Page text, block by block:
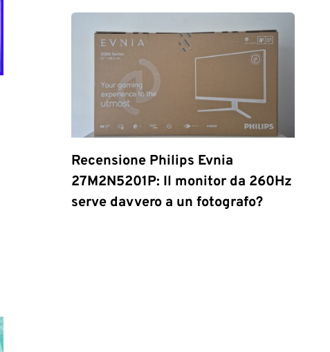
Recensione Philips Evnia
27M2N5201P: Il monitor da 260Hz
serve davvero a un fotografo?